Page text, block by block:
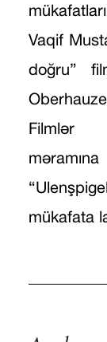
Vaqif
doğru”
Filmlər
mükafata